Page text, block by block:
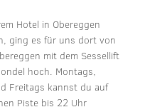
Hotel in Obereggen
ging es für uns dort von
mit dem Sessellift
hoch. Montags,
Freitags kannst du auf
Piste bis 22 Uhr